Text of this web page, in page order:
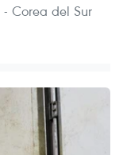
Corea del Sur